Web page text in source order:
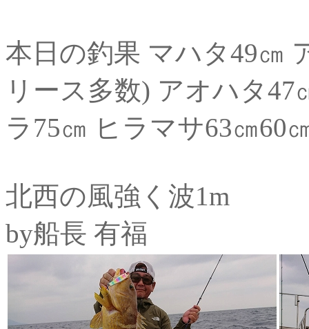
本日の釣果 マハタ49㎝
リース多数) アオハタ47
ラ75㎝ ヒラマサ63㎝60
北西の風強く波1m
by船長 有福